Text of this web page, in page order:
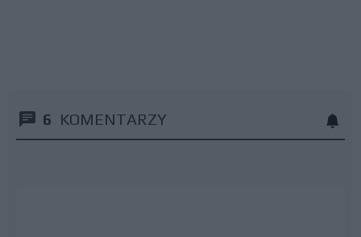
6 KOMENTARZY